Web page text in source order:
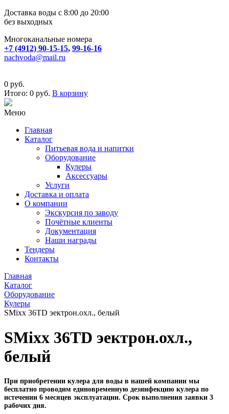
Доставка воды с 8:00 до 20:00
без выходных
Многоканальные номера
+7 (4912) 90-15-15, 99-16-16
nachvoda@mail.ru
0 руб.
Итого: 0 руб. В корзину
Меню
Главная
Каталог
Питьевая вода и напитки
Оборудование
Кулеры
Аксессуары
Услуги
Доставка и оплата
О компании
Экскурсия по заводу
Почётные клиенты
Документация
Наши награды
Тендеры
Контакты
Главная
Каталог
Оборудование
Кулеры
SMixx 36TD эектрон.охл., белый
SMixx 36TD эектрон.охл.,
белый
При приобретении кулера для воды в нашей компании мы
бесплатно проводим единовременную дезинфекцию кулера по
истечении 6 месяцев эксплуатации. Срок выполнения заявки 3
рабочих дня.